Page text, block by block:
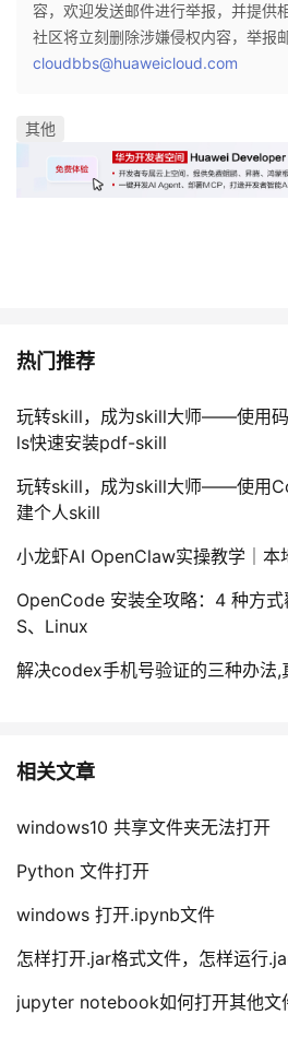
动
关
的
发
我
的
课
程
我
的
认
证
我
的
实
验
我
的
收
藏
我
Programs
的
的
术
支
持
我
云
声
建
议
容，欢迎发送邮件进行举报，并提供
社区将立刻删除涉嫌侵权内容，举报邮
cloudbbs@huaweicloud.com
其他
热门推荐
玩转skill，成为skill大师——使用
ls快速安装pdf-skill
玩转skill，成为skill大师——使用
建个人skill
小龙虾AI OpenClaw实操教学｜本
OpenCode 安装全攻略：4 种方
S、Linux
解决codex手机号验证的三种办法,
相关文章
windows10 共享文件夹无法打开
Python 文件打开
windows 打开.ipynb文件
怎样打开.jar格式文件，怎样运行
jupyter notebook如何打开其他文